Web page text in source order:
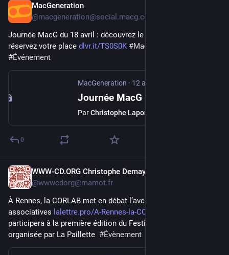
MacGeneration
@macgeneration@social.macg.co
Journée MacG du 18 avril : découvrez le programme et
réservez votre place dlvr.it/TS0S0K #MacGeneration
#Événement
MacGeneration · 12 avr.
ParChristophe Laporte
0
WWW-CD.ORG Christophe Demay
@wwwcdorg@mamot.fr
À Rennes, la CORLAB met en débat l’avenir des radios
associatives lalettre.pro/A-Rennes-la-CORLA
participera à la première édition du Festival des médias indés
organisée par La Paillette #Évènement